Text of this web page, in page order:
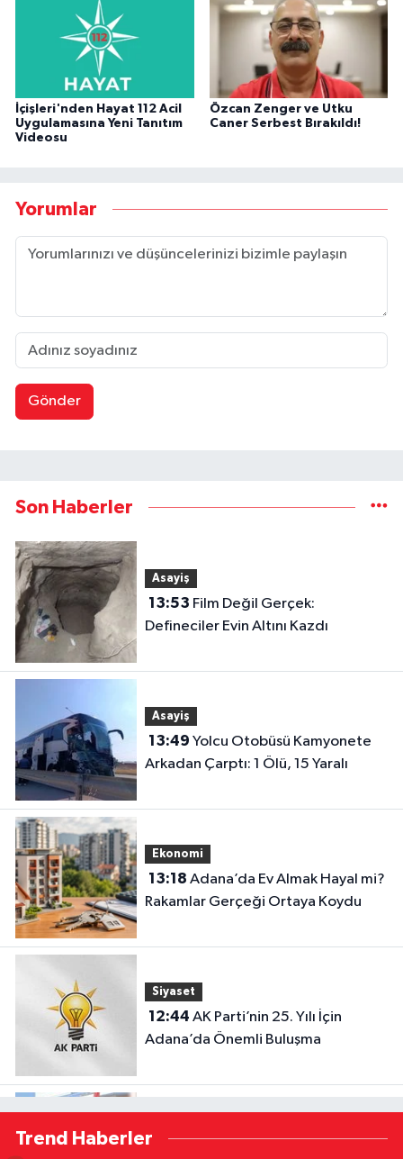
İçişleri'nden Hayat 112 Acil
Uygulamasına Yeni Tanıtım
Videosu
Özcan Zenger ve Utku
Caner Serbest Bırakıldı!
Yorumlar
Gönder
Son Haberler
Asayiş
13:53
Defineciler Evin Altını Kazdı
Asayiş
13:49
Arkadan Çarptı: 1 Ölü, 15 Yaralı
Ekonomi
13:18
Rakamlar Gerçeği Ortaya Koydu
Siyaset
12:44
Adana’da Önemli Buluşma
Trend Haberler